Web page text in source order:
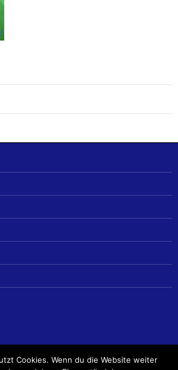
Cookies. Wenn du die Website weiter